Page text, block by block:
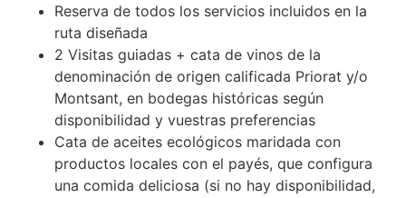
Reserva de todos los servicios incluidos en la
ruta diseñada
2 Visitas guiadas + cata de vinos de la
denominación de origen calificada Priorat y/o
Montsant, en bodegas históricas según
disponibilidad y vuestras preferencias
Cata de aceites ecológicos maridada con
productos locales con el payés, que configura
una comida deliciosa (si no hay disponibilidad,